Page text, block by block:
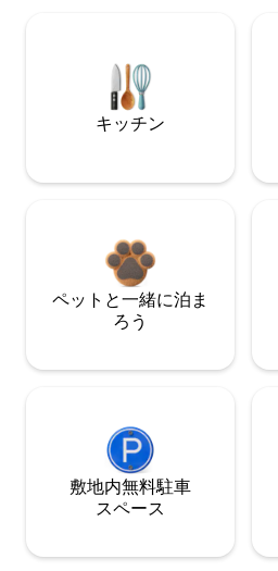
キッチン
ペットと一緒に泊ま
ろう
敷地内無料駐⁠車
ス⁠ペ⁠ー⁠ス